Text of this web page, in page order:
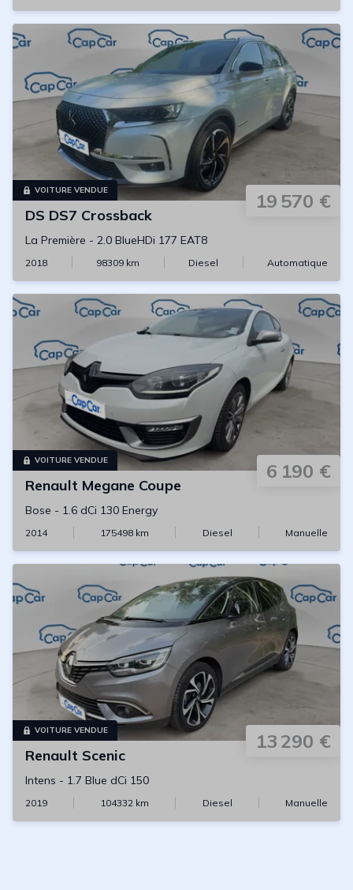
VOITURE VENDUE 19 570 €
DS DS7 Crossback
La Première - 2.0 BlueHDi 177 EAT8
2018 98309 km Diesel Automatique
VOITURE VENDUE 6 190 €
Renault Megane Coupe
Bose - 1.6 dCi 130 Energy
2014 175498 km Diesel Manuelle
VOITURE VENDUE 13 290 €
Renault Scenic
Intens - 1.7 Blue dCi 150
2019 104332 km Diesel Manuelle